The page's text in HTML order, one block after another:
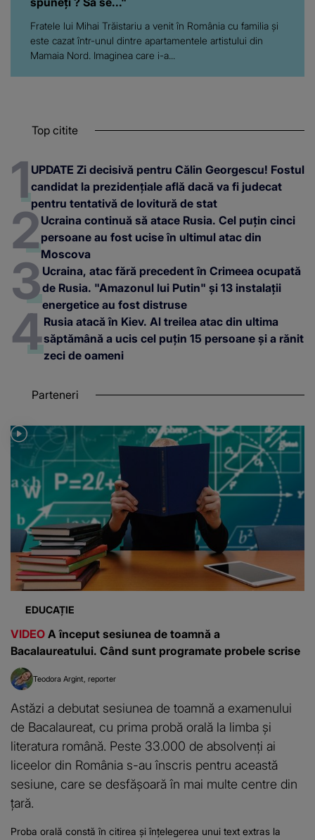
Fratele lui Mihai Trăistariu a venit în România cu familia și
este cazat într-unul dintre apartamentele artistului din
Mamaia Nord. Imaginea care i-a...
Top citite
UPDATE Zi decisivă pentru Călin Georgescu! Fostul
candidat la prezidențiale află dacă va fi judecat
pentru tentativă de lovitură de stat
Ucraina continuă să atace Rusia. Cel puțin cinci
persoane au fost ucise în ultimul atac din
Moscova
Ucraina, atac fără precedent în Crimeea ocupată
de Rusia. "Amazonul lui Putin" și 13 instalații
energetice au fost distruse
Rusia atacă în Kiev. Al treilea atac din ultima
săptămână a ucis cel puțin 15 persoane și a rănit
zeci de oameni
Parteneri
EDUCAȚIE
VIDEO A început sesiunea de toamnă a
Bacalaureatului. Când sunt programate probele scrise
Teodora Argint reporter
Astăzi a debutat sesiunea de toamnă a examenului
de Bacalaureat, cu prima probă orală la limba și
literatura română. Peste 33.000 de absolvenți ai
liceelor din România s-au înscris pentru această
sesiune, care se desfășoară în mai multe centre din
țară.
Proba orală constă în citirea și înțelegerea unui text extras la